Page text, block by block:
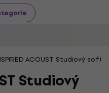
ACOUST Studiový
Studiový